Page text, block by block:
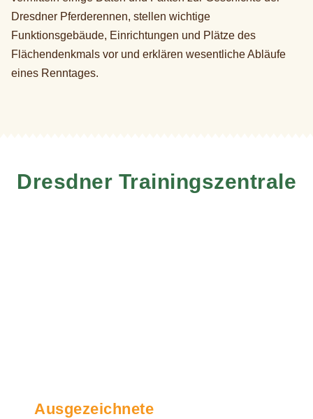
Dresdner Pferderennen, stellen wichtige
Funktionsgebäude, Einrichtungen und Plätze des
Flächendenkmals vor und erklären wesentliche Abläufe
eines Renntages.
Dresdner Trainingszentrale
Ausgezeichnete